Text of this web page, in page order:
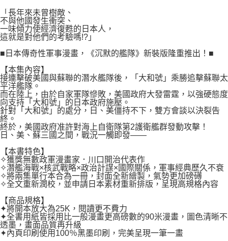
任。
４．使用「AFTEE先享後付」時，將依據個別帳號之用戶狀況，依本公司即
時審查核予不同之上限額度；若仍有額度不足之情形，本公司將視審查結果
請求用戶進行身份認證。
恩沛科技股份有限公司將有權停止該用戶之使用額度並採取法律行動。
每筆NT$100，滿NT$800(含以上)免運費
國家/地區配送
「長年來未曾樹敵、
不與他國發生衝突、
一味傾力使經濟復甦的日本人，
這就是對他們的考驗嗎!?」
■日本傳奇性軍事漫畫，《沉默的艦隊》新裝版隆重推出！■
【本集內容】
接連擊破美國與蘇聯的潛水艦隊後，「大和號」乘勝追擊蘇聯太
平洋艦隊。
而在陸上，由於自家軍隊慘敗，美國政府大發雷霆，以強硬態度
向支持「大和號」的日本政府施壓。
針對「大和號」的處分，日、美僵持不下，雙方會談以決裂告
終。
終於，美國政府准許對海上自衛隊第2護衛艦群發動攻擊！
日、美、蘇三國之間，戰況一觸即發——
【本書特色】
✧獲獎無數政軍漫畫家．川口開治代表作
✧潛艦海戰×核武戰略×政治計謀×國際關係，軍事經典歷久不衰
✧將兩集單行本合為一冊，封面全新繪製，氣勢更加磅礡
✧全文重新潤校，並申請日本素材重新排版，呈現高規格內容
【商品規格】
✦將開本放大為25K，閱讀更不費力
✦全書用紙皆採用比一般漫畫更高磅數的90米漫畫，圖色清晰不
透墨，畫面品質再升級
✦內頁印刷使用100％黑墨印刷，完美呈現一筆一畫